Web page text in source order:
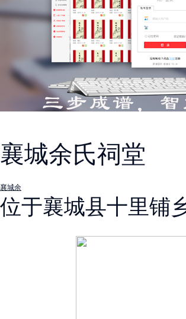
襄城余氏祠堂
襄城余
位于襄城县十里铺